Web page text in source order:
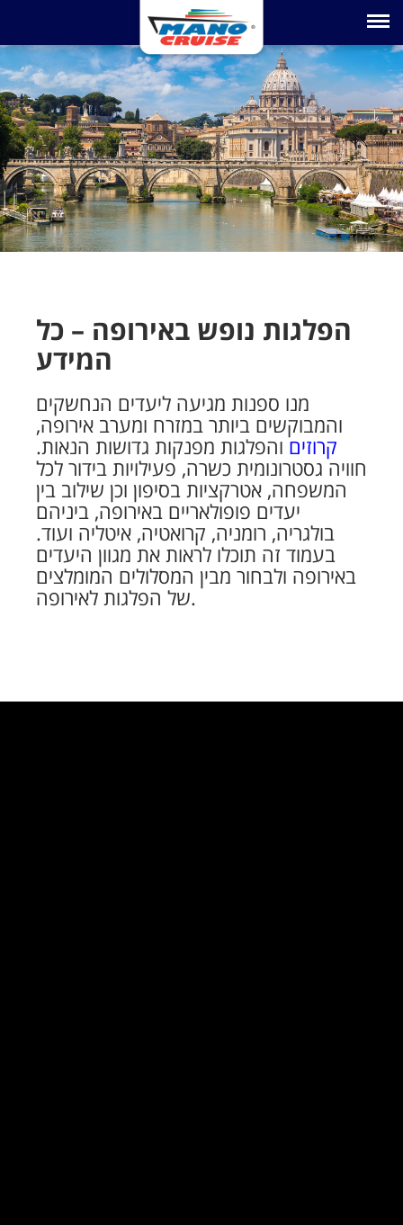
Toggle
הפלגות נופש באירופה – כל
המידע
מנו ספנות מגיעה ליעדים הנחשקים
והמבוקשים ביותר במזרח ומערב אירופה,
קרוזיםוהפלגות מפנקות גדושות הנאות.
חוויה גסטרונומית כשרה, פעילויות בידור לכל
המשפחה, אטרקציות בסיפון וכן שילוב בין
יעדים פופולאריים באירופה, ביניהם
בולגריה, רומניה, קרואטיה, איטליה ועוד.
בעמוד זה תוכלו לראות את מגוון היעדים
באירופה ולבחור מבין המסלולים המומלצים
של הפלגות לאירופה.